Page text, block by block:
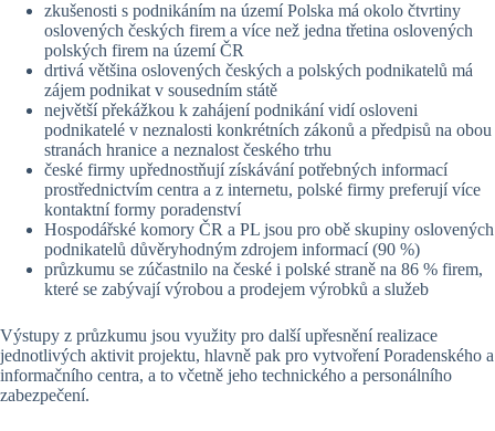
zkušenosti s podnikáním na území Polska má okolo čtvrtiny
oslovených českých firem a více než jedna třetina oslovených
polských firem na území ČR
drtivá většina oslovených českých a polských podnikatelů má
zájem podnikat v sousedním státě
největší překážkou k zahájení podnikání vidí osloveni
podnikatelé v neznalosti konkrétních zákonů a předpisů na obou
stranách hranice a neznalost českého trhu
české firmy upřednostňují získávání potřebných informací
prostřednictvím centra a z internetu, polské firmy preferují více
kontaktní formy poradenství
Hospodářské komory ČR a PL jsou pro obě skupiny oslovených
podnikatelů důvěryhodným zdrojem informací (90 %)
průzkumu se zúčastnilo na české i polské straně na 86 % firem,
které se zabývají výrobou a prodejem výrobků a služeb
Výstupy z průzkumu jsou využity pro další upřesnění realizace
jednotlivých aktivit projektu, hlavně pak pro vytvoření Poradenského a
informačního centra, a to včetně jeho technického a personálního
zabezpečení.